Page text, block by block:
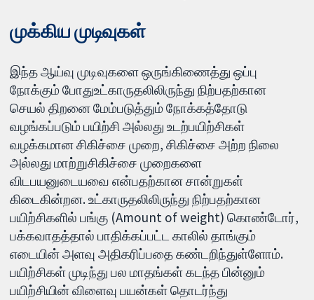
முக்கிய முடிவுகள்
இந்த ஆய்வு முடிவுகளை ஒருங்கிணைத்து ஒப்பு
நோக்கும் போதுஉட்காருதலிலிருந்து நிற்பதற்கான
செயல் திறனை மேம்படுத்தும் நோக்கத்தோடு
வழங்கப்படும் பயிற்சி அல்லது உடற்பயிற்சிகள்
வழக்கமான சிகிச்சை முறை, சிகிச்சை அற்ற நிலை
அல்லது மாற்றுசிகிச்சை முறைகளை
விடபயனுடையவை என்பதற்கான சான்றுகள்
கிடைகின்றன. உட்காருதலிலிருந்து நிற்பதற்கான
பயிற்சிகளில் பங்கு (Amount of weight) கொண்டோர்,
பக்கவாதத்தால் பாதிக்கப்பட்ட காலில் தாங்கும்
எடையின் அளவு அதிகரிப்பதை கண்டறிந்துள்ளோம்.
பயிற்சிகள் முடிந்து பல மாதங்கள் கடந்த பின்னும்
பயிற்சியின் விளைவு பயன்கள் தொடர்ந்து